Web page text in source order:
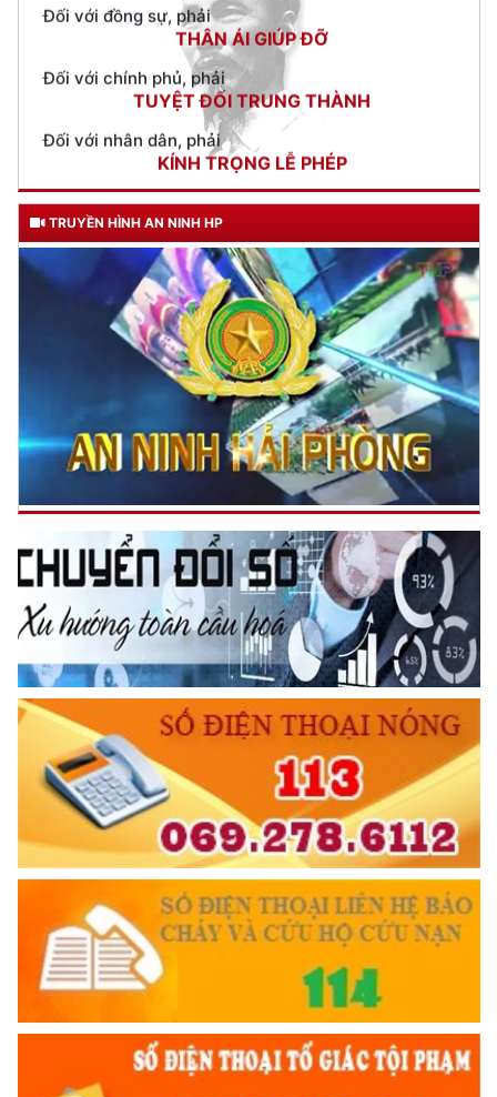
Đối với chính phủ, phải
TUYỆT ĐỐI TRUNG THÀNH
Đối với nhân dân, phải
KÍNH TRỌNG LỄ PHÉP
Đối với công việc, phải
TẬN TỤY
Đối với địch, phải
CƯƠNG QUYẾT, KHÔN KHÉO
Trích thư Chủ tịch Hồ Chí Minh
gửi Công an Khu XII,
ngày 11 tháng 3 năm 1948.
TRUYỀN HÌNH AN NINH HP